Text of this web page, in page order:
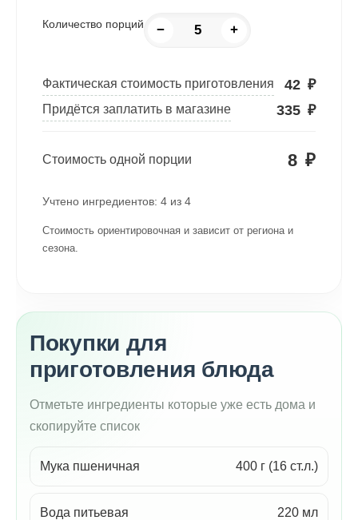
Количество порций − +
Фактическая стоимость приготовления 42 ₽
Придётся заплатить в магазине 335 ₽
Стоимость одной порции 8 ₽
Учтено ингредиентов: 4 из 4
Стоимость ориентировочная и зависит от региона и
сезона.
Покупки для
приготовления блюда
Отметьте ингредиенты которые уже есть дома и
скопируйте список
Мука пшеничная 400 г (16 ст.л.)
Вода питьевая 220 мл